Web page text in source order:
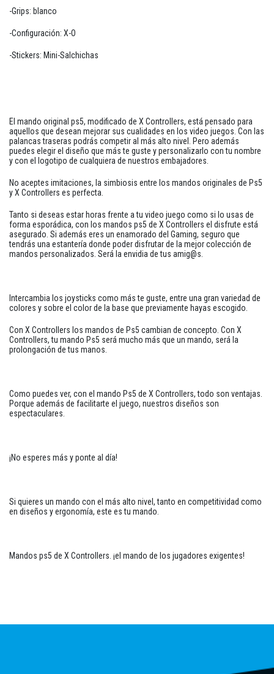
-Grips: blanco
-Configuración: X-O
-Stickers: Mini-Salchichas
El mando original ps5, modificado de X Controllers, está pensado para
aquellos que desean mejorar sus cualidades en los video juegos. Con las
palancas traseras podrás competir al más alto nivel. Pero además
puedes elegir el diseño que más te guste y personalizarlo con tu nombre
y con el logotipo de cualquiera de nuestros embajadores.
No aceptes imitaciones, la simbiosis entre los mandos originales de Ps5
y X Controllers es perfecta.
Tanto si deseas estar horas frente a tu video juego como si lo usas de
forma esporádica, con los mandos ps5 de X Controllers el disfrute está
asegurado. Si además eres un enamorado del Gaming, seguro que
tendrás una estantería donde poder disfrutar de la mejor colección de
mandos personalizados. Será la envidia de tus amig@s.
Intercambia los joysticks como más te guste, entre una gran variedad de
colores y sobre el color de la base que previamente hayas escogido.
Con X Controllers los mandos de Ps5 cambian de concepto. Con X
Controllers, tu mando Ps5 será mucho más que un mando, será la
prolongación de tus manos.
Como puedes ver, con el mando Ps5 de X Controllers, todo son ventajas.
Porque además de facilitarte el juego, nuestros diseños son
espectaculares.
¡No esperes más y ponte al día!
Si quieres un mando con el más alto nivel, tanto en competitividad como
en diseños y ergonomía, este es tu mando.
Mandos ps5 de X Controllers. ¡el mando de los jugadores exigentes!